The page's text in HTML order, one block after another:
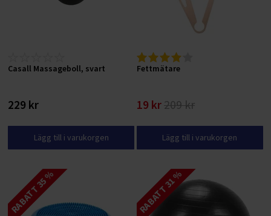
Casall Massageboll, svart
229 kr
Lägg till i varukorgen
Fettmätare
19 kr209 kr
Lägg till i varukorgen
RABATT 35 % RABATT 31 %